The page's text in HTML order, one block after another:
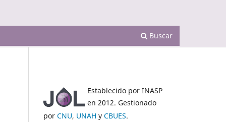
Buscar
Establecido por INASP
en 2012. Gestionado
por CNU, UNAH y CBUES.